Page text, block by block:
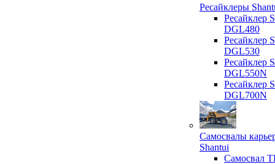
Ресайклеры
Ресайклер
DGL480
Ресайклер
DGL530
Ресайклер
DGL550N
Ресайклер
DGL700N
Самосвалы
Shantui
Самосвал